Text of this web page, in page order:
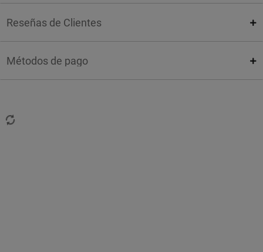
Reseñas de Clientes
Métodos de pago